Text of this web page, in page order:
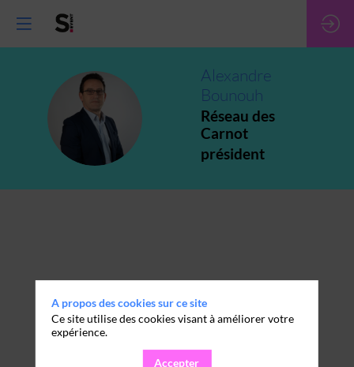
AB
Alexandre
Bounouh
Réseau des
Carnot
président
A propos des cookies sur ce site
Ce site utilise des cookies visant à améliorer votre
expérience.
Accepter